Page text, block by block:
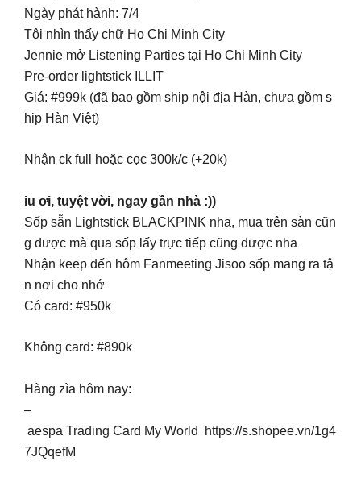
Ngày phát hành: 7/4
Tôi nhìn thấy chữ Ho Chi Minh City
Jennie mở Listening Parties tại Ho Chi Minh City
Pre-order lightstick ILLIT
Giá: #999k (đã bao gồm ship nội địa Hàn, chưa gồm s
hip Hàn Việt)
Nhận ck full hoặc cọc 300k/c (+20k)
iu ơi, tuyệt vời, ngay gần nhà :))
Sốp sẵn Lightstick BLACKPINK nha, mua trên sàn cũn
g được mà qua sốp lấy trực tiếp cũng được nha
Nhận keep đến hôm Fanmeeting Jisoo sốp mang ra tậ
n nơi cho nhớ
Có card: #950k
Không card: #890k
Hàng zìa hôm nay:
–
aespa Trading Card My World https://s.shopee.vn/1g4
7JQqefM